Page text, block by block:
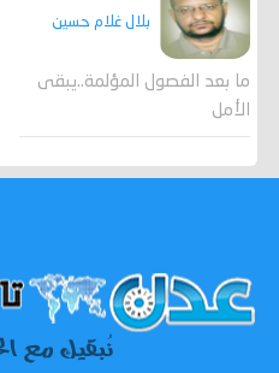
بلال غلام حسين
ما بعد الفصول المؤلمة..يبقى
الأمل